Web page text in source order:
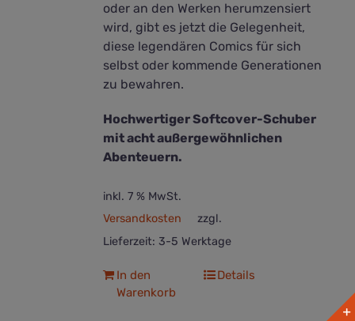
oder an den Werken herumzensiert
wird, gibt es jetzt die Gelegenheit,
diese legendären Comics für sich
selbst oder kommende Generationen
zu bewahren.
Hochwertiger Softcover-Schuber
mit acht außergewöhnlichen
Abenteuern.
inkl. 7 % MwSt.
zzgl.
Versandkosten
Lieferzeit: 3-5 Werktage
In den
Warenkorb
Details